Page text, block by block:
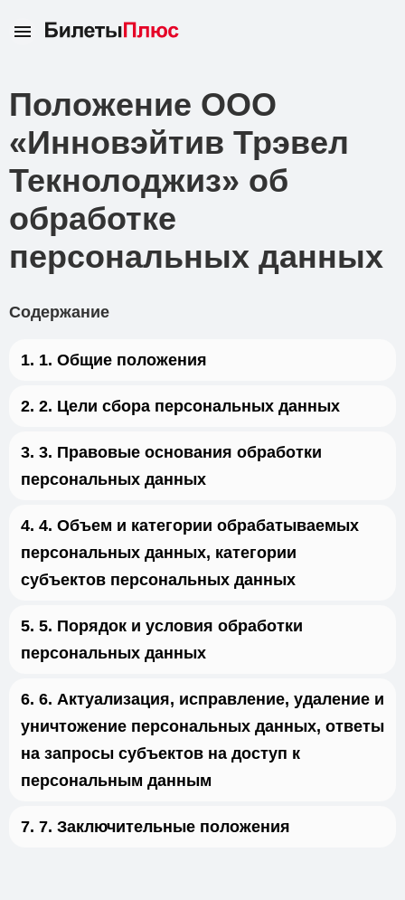
Положение ООО
«Инновэйтив Трэвел
Текнолоджиз» об
обработке
персональных данных
Содержание
1. Общие положения
2. Цели сбора персональных данных
3. Правовые основания обработки
персональных данных
4. Объем и категории обрабатываемых
персональных данных, категории
субъектов персональных данных
5. Порядок и условия обработки
персональных данных
6. Актуализация, исправление, удаление и
уничтожение персональных данных, ответы
на запросы субъектов на доступ к
персональным данным
7. Заключительные положения